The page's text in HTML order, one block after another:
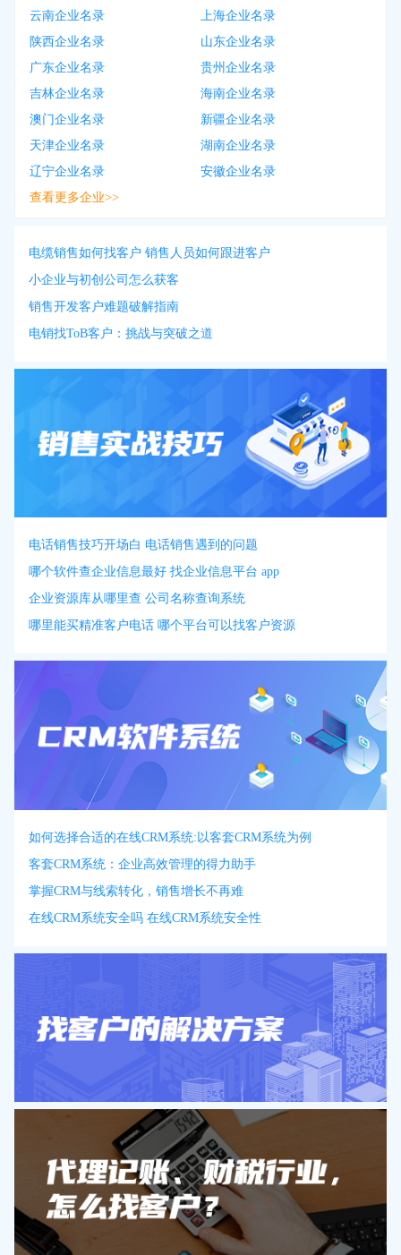
云南企业名录
上海企业名录
陕西企业名录
山东企业名录
广东企业名录
贵州企业名录
吉林企业名录
海南企业名录
澳门企业名录
新疆企业名录
天津企业名录
湖南企业名录
辽宁企业名录
安徽企业名录
查看更多企业>>
电缆销售如何找客户 销售人员如何跟进客户
小企业与初创公司怎么获客
销售开发客户难题破解指南
电销找ToB客户：挑战与突破之道
电话销售技巧开场白 电话销售遇到的问题
哪个软件查企业信息最好 找企业信息平台 app
企业资源库从哪里查 公司名称查询系统
哪里能买精准客户电话 哪个平台可以找客户资源
如何选择合适的在线CRM系统:以客套CRM系统为例
客套CRM系统：企业高效管理的得力助手
掌握CRM与线索转化，销售增长不再难
在线CRM系统安全吗 在线CRM系统安全性